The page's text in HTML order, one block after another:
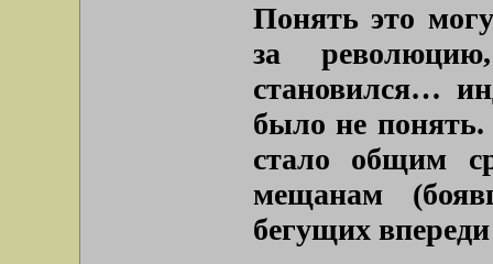
Понять это
за
становился…
было не понять.
стало общим
мещанам
бегущих